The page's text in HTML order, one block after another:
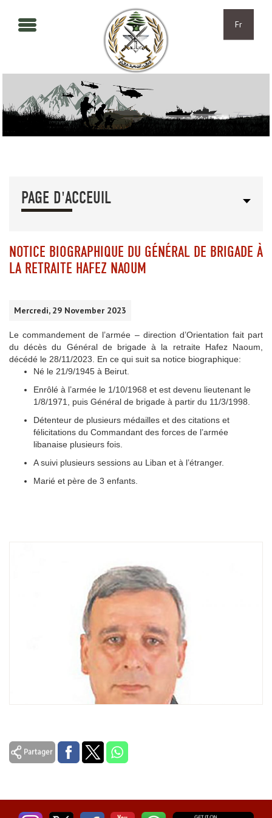
Fr
PAGE D'ACCEUIL
NOTICE BIOGRAPHIQUE DU GÉNÉRAL DE BRIGADE À
LA RETRAITE HAFEZ NAOUM
Mercredi, 29 November 2023
Le commandement de l’armée – direction d’Orientation fait part
du décès du Général de brigade à la retraite Hafez Naoum,
décédé le 28/11/2023. En ce qui suit sa notice biographique:
Né le 21/9/1945 à Beirut.
Enrôlé à l’armée le 1/10/1968 et est devenu lieutenant le
1/8/1971, puis Général de brigade à partir du 11/3/1998.
Détenteur de plusieurs médailles et des citations et
félicitations du Commandant des forces de l’armée
libanaise plusieurs fois.
A suivi plusieurs sessions au Liban et à l’étranger.
Marié et père de 3 enfants.